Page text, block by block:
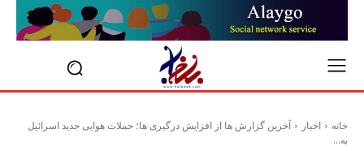
خانه اخبار
آخرین گزارش ها از افزایش درگیری ها؛ حملات هوایی جدید اسرائیل
به...